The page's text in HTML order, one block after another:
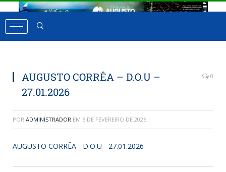
AUGUSTO CORRÊA – D.O.U –
27.01.2026
0
POR ADMINISTRADOR EM 6 DE FEVEREIRO DE 2026
AUGUSTO CORRÊA - D.O.U - 27.01.2026